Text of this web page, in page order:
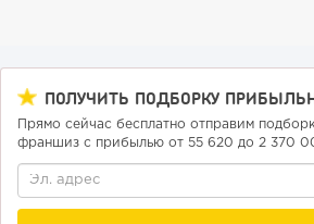
ПОЛУЧИТЬ ПОДБОРКУ
Прямо сейчас бесплатно отправим
франшиз с прибылью от 55 620 до 2 370